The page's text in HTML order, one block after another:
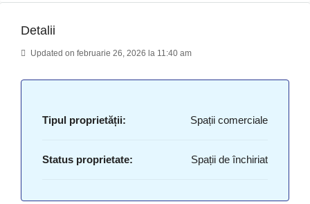
Detalii
Updated on februarie 26, 2026 la 11:40 am
Tipul proprietății: Spații comerciale
Status proprietate: Spații de închiriat